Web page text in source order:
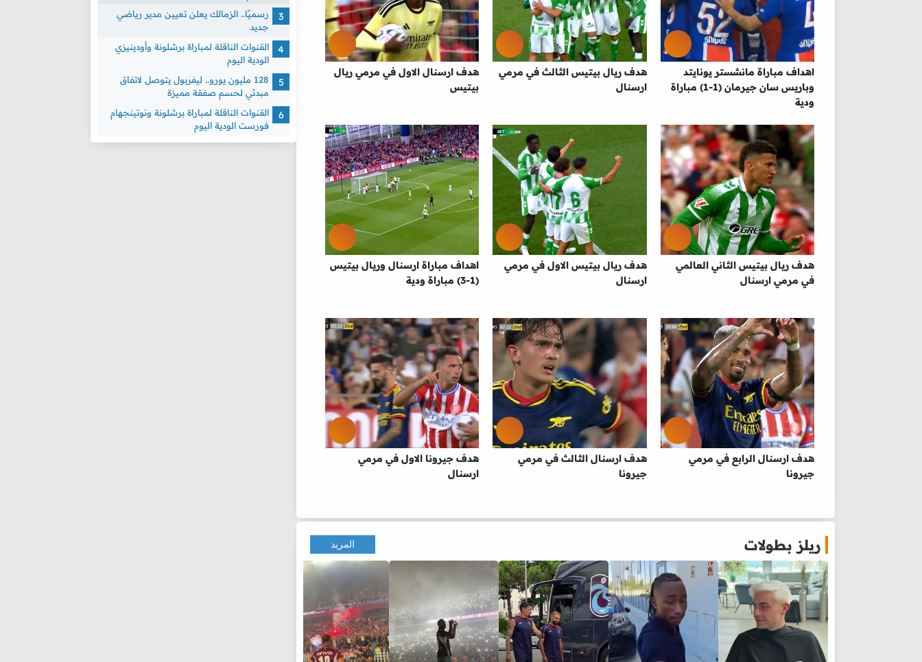
اهداف مباراة مانشستر يونايتد
وباريس سان جيرمان (1-1) مباراة
ودية
هدف ريال بيتيس الثالث في مرمي
ارسنال
هدف ارسنال الاول في مرمي ريال
بيتيس
هدف ريال بيتيس الثاني العالمي
في مرمي ارسنال
هدف ريال بيتيس الاول في مرمي
ارسنال
اهداف مباراة ارسنال وريال بيتيس
(1-3) مباراة ودية
هدف ارسنال الرابع في مرمي
جيرونا
هدف ارسنال الثالث في مرمي
جيرونا
هدف جيرونا الاول في مرمي
ارسنال
ريلز بطولات المزيد
رسميًا.. الزمالك يعلن تعيين مدير رياضي
جديد
القنوات الناقلة لمباراة برشلونة وأودينيزي
الودية اليوم
128 مليون يورو.. ليفربول يتوصل لاتفاق
مبدئي لحسم صفقة مميزة
القنوات الناقلة لمباراة برشلونة ونوتينجهام
فورست الودية اليوم